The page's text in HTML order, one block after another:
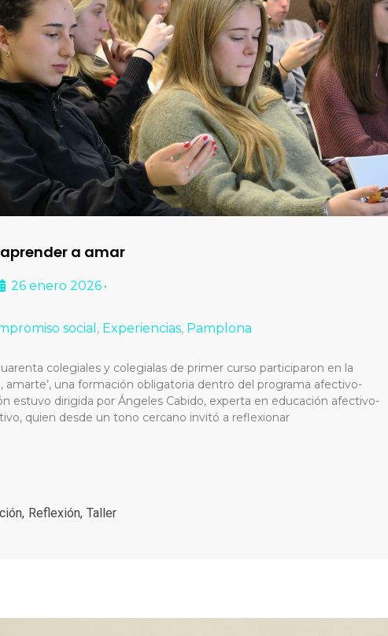
a amar
26 enero 2026 •
social , Experiencias, Pamplona
colegiales y colegialas de primer curso participaron en la
amarte’, una formación obligatoria dentro del programa afectivo-
estuvo dirigida por Ángeles Cabido, experta en educación afectivo-
quien desde un tono cercano invitó a reflexionar
, Reflexión, Taller